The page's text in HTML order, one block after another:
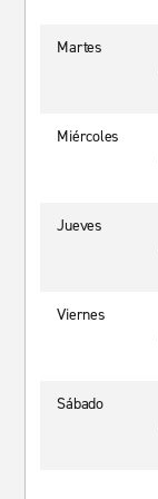
Martes
Miércoles
Jueves
Viernes
Sábado